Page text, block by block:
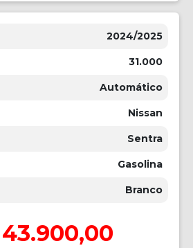
2024/2025
31.000
Automático
Nissan
Sentra
Gasolina
Branco